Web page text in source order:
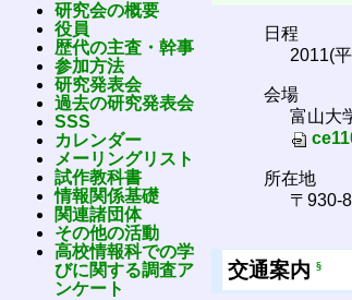
研究会の概要
役員
歴代の主査・幹事
参加方法
研究発表会
過去の研究発表会
SSS
カレンダー
メーリングリスト
試作教科書
情報関係基礎
関連諸団体
その他の活動
高校情報科での学
びに関する調査ア
ンケート
日程
2011(
会場
富山大
所在地
〒930-
交通案内§